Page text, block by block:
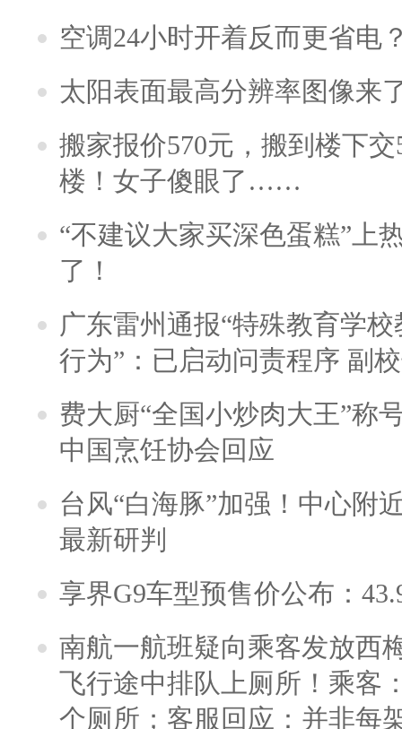
空调24小时开着反而更省电
太阳表面最高分辨率图像来
搬家报价570元，搬到楼下
楼！女子傻眼了……
“不建议大家买深色蛋糕”上
了！
广东雷州通报“特殊教育学
行为”：已启动问责程序 副
费大厨“全国小炒肉大王”称
中国烹饪协会回应
台风“白海豚”加强！中心附
最新研判
享界G9车型预售价公布：
南航一航班疑向乘客发放西
飞行途中排队上厕所！乘客
个厕所；客服回应：并非每